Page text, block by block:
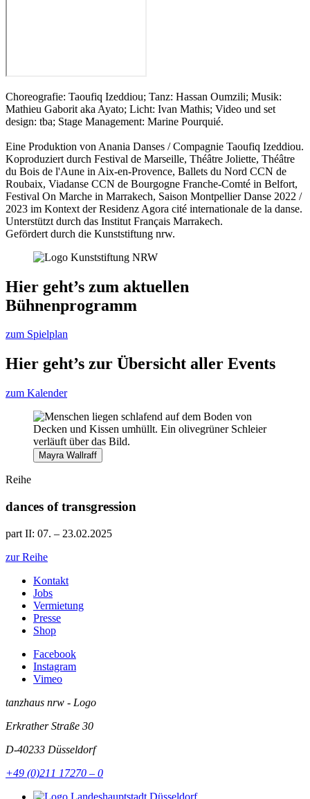
Choreografie: Taoufiq Izeddiou; Tanz: Hassan Oumzili; Musik:
Mathieu Gaborit aka Ayato; Licht: Ivan Mathis; Video und set
design: tba; Stage Management: Marine Pourquié.
Eine Produktion von Anania Danses / Compagnie Taoufiq Izeddiou.
Koproduziert durch Festival de Marseille, Théâtre Joliette, Théâtre
du Bois de l'Aune in Aix-en-Provence, Ballets du Nord CCN de
Roubaix, Viadanse CCN de Bourgogne Franche-Comté in Belfort,
Festival On Marche in Marrakech, Saison Montpellier Danse 2022 /
2023 im Kontext der Residenz Agora cité internationale de la danse.
Unterstützt durch das Institut Français Marrakech.
Gefördert durch die Kunststiftung nrw.
Hier geht’s zum aktuellen
Bühnenprogramm
zum Spielplan
Hier geht’s zur Übersicht aller Events
zum Kalender
Mayra Wallraff
Reihe
dances of transgression
part II: 07. – 23.02.2025
zur Reihe
Kontakt
Jobs
Vermietung
Presse
Shop
Facebook
Instagram
Vimeo
tanzhaus nrw - Logo
Erkrather Straße 30
D-40233 Düsseldorf
+49 (0)211 17270 – 0